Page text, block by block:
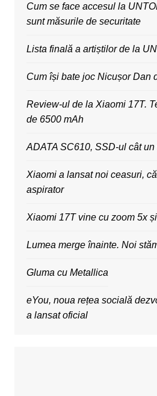
Cum se face accesul la
sunt măsurile de securitate
Lista finală a artiștilor de la
Cum își bate joc Nicușor Dan
Review-ul de la Xiaomi 17T.
de 6500 mAh
ADATA SC610, SSD-ul cât un
Xiaomi a lansat noi ceasuri,
aspirator
Xiaomi 17T vine cu zoom 5x
Lumea merge înainte. Noi
Gluma cu Metallica
eYou, noua rețea socială
a lansat oficial